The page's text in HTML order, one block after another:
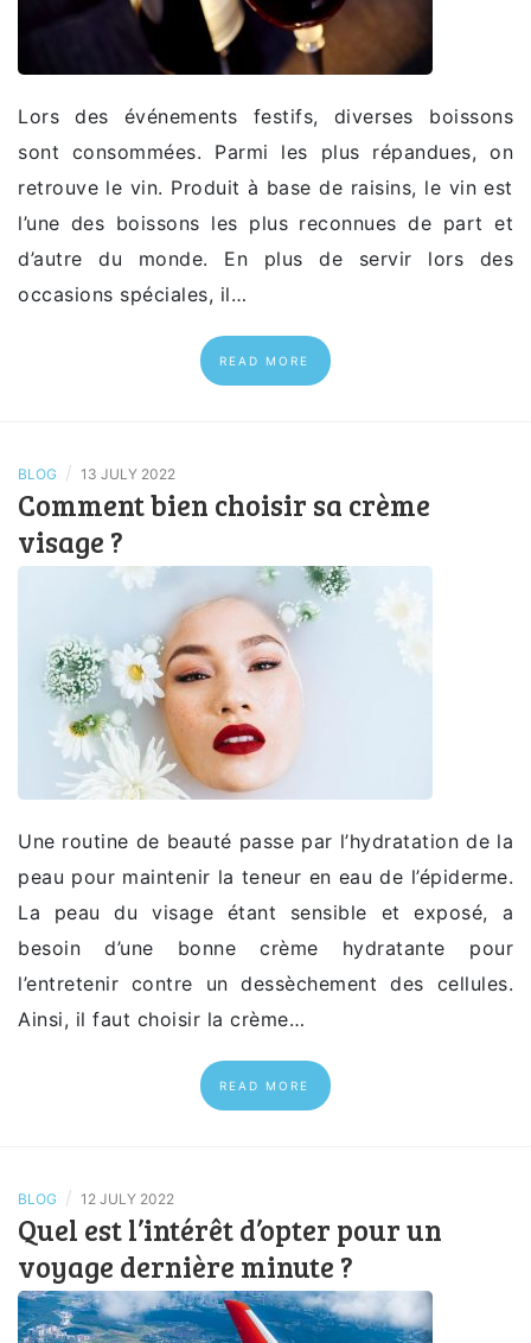
Lors des événements festifs, diverses boissons
sont consommées. Parmi les plus répandues, on
retrouve le vin. Produit à base de raisins, le vin est
l’une des boissons les plus reconnues de part et
d’autre du monde. En plus de servir lors des
occasions spéciales, il…
READ MORE
BLOG / 13 JULY 2022
Comment bien choisir sa crème
visage ?
Une routine de beauté passe par l’hydratation de la
peau pour maintenir la teneur en eau de l’épiderme.
La peau du visage étant sensible et exposé, a
besoin d’une bonne crème hydratante pour
l’entretenir contre un dessèchement des cellules.
Ainsi, il faut choisir la crème…
READ MORE
BLOG / 12 JULY 2022
Quel est l’intérêt d’opter pour un
voyage dernière minute ?